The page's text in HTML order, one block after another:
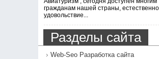
гражданам нашей страны,
удовольствие...
Разделы сайта
Web-Seo Разработка сайта